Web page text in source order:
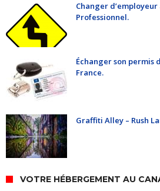
Changer d’employeur
Professionnel.
Échanger son permis
France.
Graffiti Alley – Rush
VOTRE HÉBERGEMENT AU